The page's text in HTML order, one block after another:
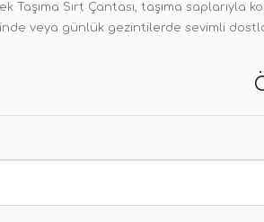
Taşıma Sırt Çantası, taşıma
veya günlük gezintilerde sevimli